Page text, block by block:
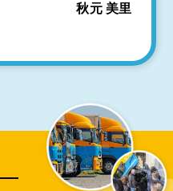
秋元 美里